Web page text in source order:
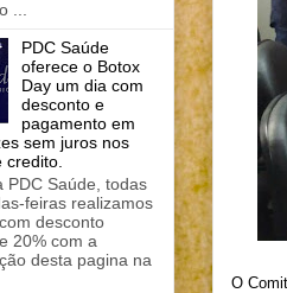
O
...
PDC Saúde
oferece o Botox
Day um dia com
desconto e
pagamento em
sem juros nos
credito.
PDC Saúde, todas
feiras realizamos
desconto
20% com a
desta pagina na